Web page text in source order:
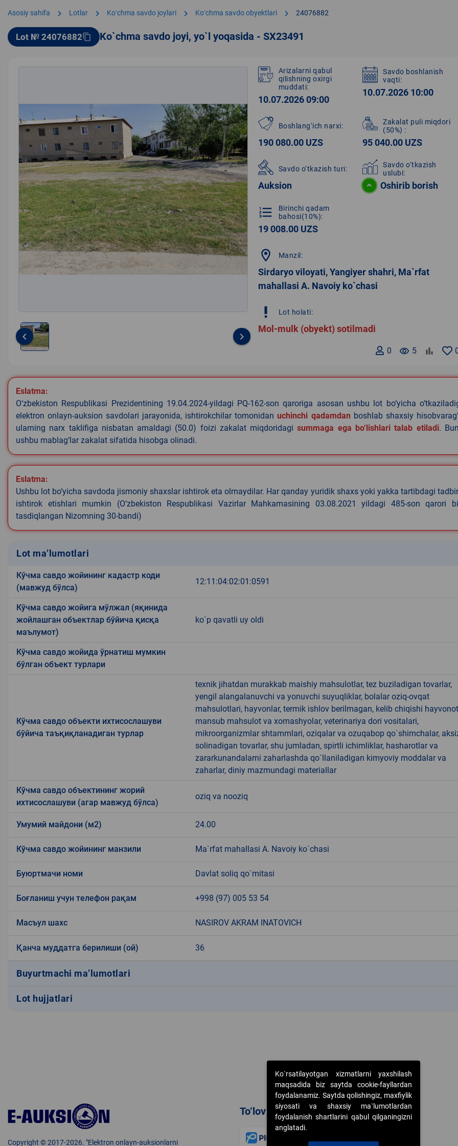
Asosiy sahifa chevron_right Lotlar chevron_right Koʻchma savdo joylari chevron_right Koʻchma savdo obyektlari chevron_right 24076882
Lot № 24076882content_copy Ko`chma savdo joyi, yo`l yoqasida - SX23491
of
1
keyboard_arrow_left keyboard_arrow_right
Arizalarni qabul
qilishning oxirgi
muddati:
10.07.2026 09:00
Savdo boshlanish
vaqti:
10.07.2026 10:00
Boshlang‘ich narxi:
190 080.00 UZS
Zakalat puli miqdori
(50%) :
95 040.00 UZS
Savdo o‘tkazish turi:
Auksion
Savdo o‘tkazish
uslubi:
Oshirib borish
format_list_numbered
Birinchi qadam
bahosi(10%):
19 008.00 UZS
location_on Manzil:
Sirdaryo viloyati, Yangiyer shahri, Ma`rfat
mahallasi A. Navoiy ko`chasi
priority_high Lot holati:
Mol-mulk (obyekt) sotilmadi
remove_red_eye 5
0
Eslatma:
O‘zbekiston Respublikasi Prezidentining 19.04.2024-yildagi PQ-162-son qaroriga asosan ushbu lot bo‘yicha
elektron onlayn-auksion savdolari jarayonida, ishtirokchilar tomonidanuchinchi qadamdan boshlab shaxsiy
ularning narx taklifiga nisbatan amaldagi (50.0) foizi zakalat miqdoridagisummaga ega bo‘lishlari talab etiladi.
ushbu mablag‘lar zakalat sifatida hisobga olinadi.
Eslatma:
Ushbu lot bo‘yicha savdoda jismoniy shaxslar ishtirok eta olmaydilar. Har qanday yuridik shaxs yoki yakka tartibdagi
ishtirok etishlari mumkin (O‘zbekiston Respublikasi Vazirlar Mahkamasining 03.08.2021 yildagi 485-son qarori
tasdiqlangan Nizomning 30-bandi)
Lot ma’lumotlari
Кўчма савдо жойининг кадастр коди
(мавжуд бўлса)
12:11:04:02:01:0591
Кўчма савдо жойига мўлжал (яқинида
жойлашган объектлар бўйича қисқа
маълумот)
ko`p qavatli uy oldi
Кўчма савдо жойида ўрнатиш мумкин
бўлган объект турлари
Кўчма савдо объекти ихтисослашуви
бўйича таъқиқланадиган турлар
texnik jihatdan murakkab maishiy mahsulotlar, tez buziladigan tovarlar,
yengil alangalanuvchi va yonuvchi suyuqliklar, bolalar oziq-ovqat
mahsulotlari, hayvonlar, termik ishlov berilmagan, kelib chiqishi
mansub mahsulot va xomashyolar, veterinariya dori vositalari,
mikroorganizmlar shtammlari, oziqalar va ozuqabop qo`shimchalar,
solinadigan tovarlar, shu jumladan, spirtli ichimliklar, hasharotlar va
zararkunandalarni zaharlashda qo`llaniladigan kimyoviy moddalar va
zaharlar, diniy mazmundagi materiallar
Кўчма савдо объектининг жорий
ихтисослашуви (агар мавжуд бўлса)
oziq va nooziq
Умумий майдони (м2) 24.00
Кўчма савдо жойининг манзили Ma`rfat mahallasi A. Navoiy ko`chasi
Буюртмачи номи Davlat soliq qo`mitasi
Боғланиш учун телефон рақам +998 (97) 005 53 54
Масъул шахс NASIROV AKRAM INATOVICH
Қанча муддатга берилиши (ой) 36
Buyurtmachi ma’lumotlari
Lot hujjatlari
Copyright © 2017-2026. "Elektron onlayn-auksionlarni
To‘lov usullari
Ko`rsatilayotgan xizmatlarni yaxshilash
maqsadida biz saytda cookie-fayllardan
foydalanamiz. Saytda qolishingiz, maxfiylik
siyosati va shaxsiy ma`lumotlardan
foydalanish shartlarini qabul qilganingizni
anglatadi.